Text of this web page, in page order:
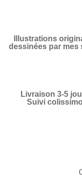
Illustrations
dessinées par mes
Livraison 3-5
Suivi colissimo